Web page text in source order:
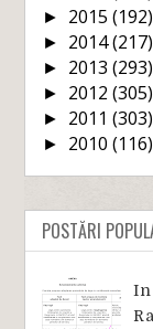
► 2015(192)
► 2014(217)
► 2013(293)
► 2012(305)
► 2011(303)
► 2010(116)
POSTĂRI
In